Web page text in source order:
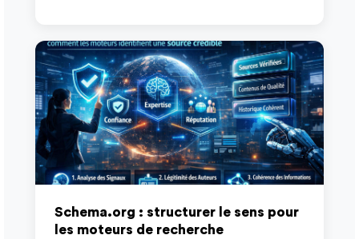
Schema.org : structurer le sens pour
les moteurs de recherche